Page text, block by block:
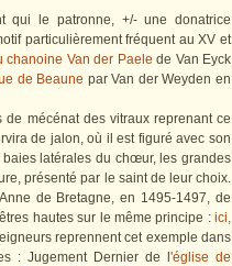
qui le patronne, +/- une donatrice
particulièrement fréquent au XV et
chanoine Van der Paele de Van Eyck
de Beaune par Van der Weyden en
mécénat des vitraux reprenant ce
de jalon, où il est figuré avec son
latérales du chœur, les grandes
présenté par le saint de leur choix.
de Bretagne, en 1495-1497, de
hautes sur le même principe : ici,
reprennent cet exemple dans
: Jugement Dernier de l'église de